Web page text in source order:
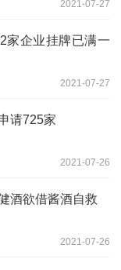
2021-07-27
家企业挂牌已满一
2021-07-27
请725家
2021-07-26
酒欲借酱酒自救
2021-07-26